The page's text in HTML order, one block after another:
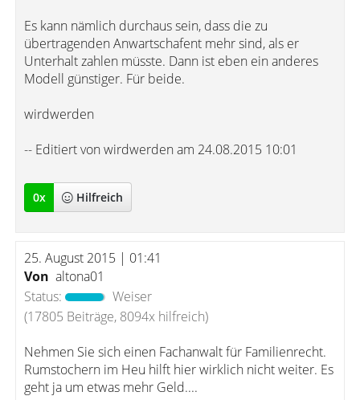
Es kann nämlich durchaus sein, dass die zu
übertragenden Anwartschafent mehr sind, als er
Unterhalt zahlen müsste. Dann ist eben ein anderes
Modell günstiger. Für beide.
wirdwerden
-- Editiert von wirdwerden am 24.08.2015 10:01
0x Hilfreich
25. August 2015 | 01:41
Von altona01
Status:
Weiser
(17805 Beiträge, 8094x hilfreich)
Nehmen Sie sich einen Fachanwalt für Familienrecht.
Rumstochern im Heu hilft hier wirklich nicht weiter. Es
geht ja um etwas mehr Geld....